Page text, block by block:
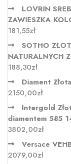
LOVRIN
ZAWIESZKA
181,55zł
SOTHO
NATURALNYCH
188,30zł
Diament
2150,00zł
Intergold
diamentem 585
3802,00zł
Versace
2079,00zł